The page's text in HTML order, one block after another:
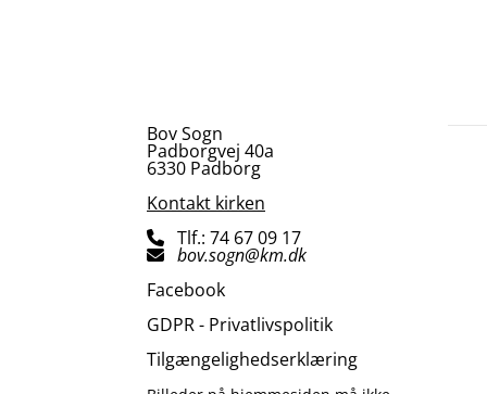
Bov Sogn
Padborgvej 40a
6330 Padborg
Kontakt kirken
 Tlf.: 74 67 09 17

bov.sogn@km.dk
Facebook
GDPR - Privatlivspolitik
Tilgængelighedserklæring